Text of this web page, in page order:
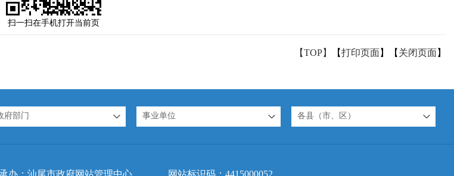
扫一扫在手机打开当前页
【TOP】 【打印页面】【 关闭页面】
府部门 事业单位 各县（市、区）
承办：汕尾市政府网站管理中心 网站标识码：4415000052